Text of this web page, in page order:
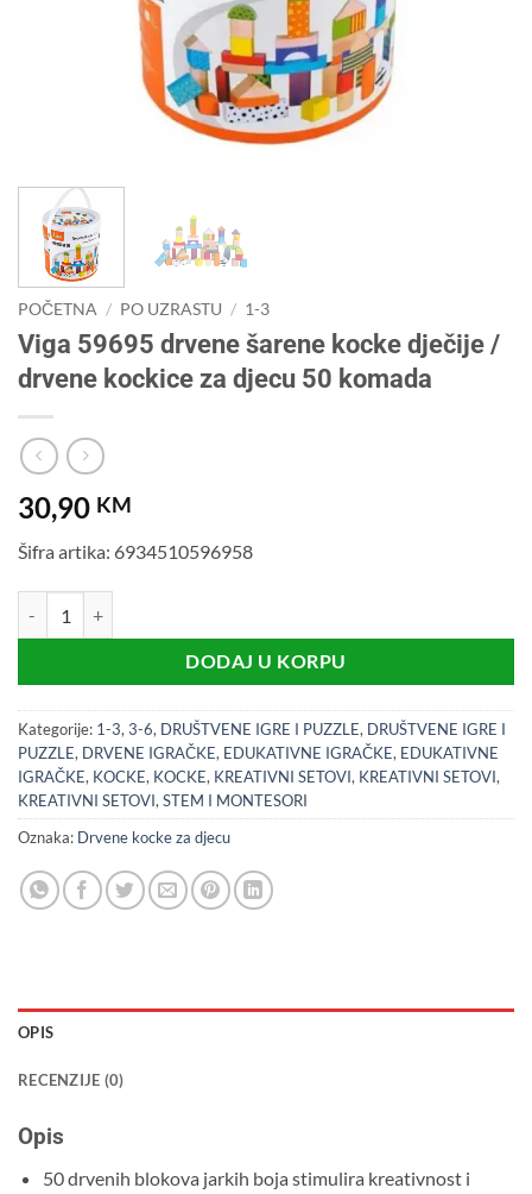
POČETNA / PO UZRASTU / 1-3
Viga 59695 drvene šarene kocke dječije /
drvene kockice za djecu 50 komada
30,90 KM
Šifra artika: 6934510596958
DODAJ U KORPU
Kategorije: 1-3, 3-6, DRUŠTVENE IGRE I PUZZLE, DRUŠTVENE IGRE I
PUZZLE, DRVENE IGRAČKE, EDUKATIVNE IGRAČKE, EDUKATIVNE
IGRAČKE, KOCKE, KOCKE, KREATIVNI SETOVI, KREATIVNI SETOVI,
KREATIVNI SETOVI, STEM I MONTESORI
Oznaka: Drvene kocke za djecu
OPIS
RECENZIJE (0)
Opis
50 drvenih blokova jarkih boja stimulira kreativnost i